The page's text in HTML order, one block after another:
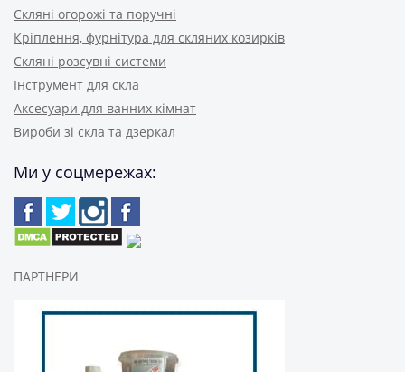
Скляні огорожі та поручні
Кріплення, фурнітура для скляних козирків
Скляні розсувні системи
Інструмент для скла
Аксесуари для ванних кімнат
Вироби зі скла та дзеркал
Ми у соцмережах:
ПАРТНЕРИ